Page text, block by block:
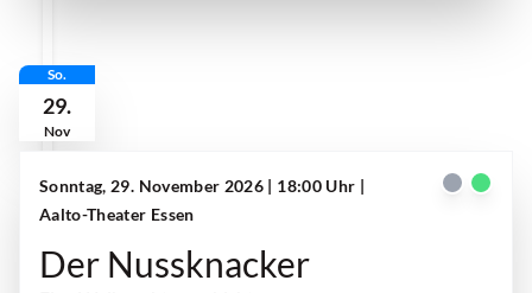
So.
29.
Nov
Sonntag, 29. November 2026 | 18:00 Uhr |
Aalto-Theater Essen
Der Nussknacker